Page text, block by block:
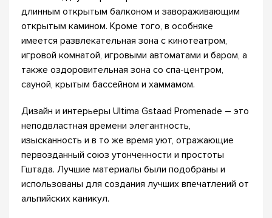
длинным открытым балконом и завораживающим
открытым камином. Кроме того, в особняке
имеется развлекательная зона с кинотеатром,
игровой комнатой, игровыми автоматами и баром, а
также оздоровительная зона со спа-центром,
сауной, крытым бассейном и хаммамом.
Дизайн и интерьеры Ultima Gstaad Promenade – это
неподвластная времени элегантность,
изысканность и в то же время уют, отражающие
первозданный союз утонченности и простоты
Гштада. Лучшие материалы были подобраны и
использованы для создания лучших впечатлений от
альпийских каникул.